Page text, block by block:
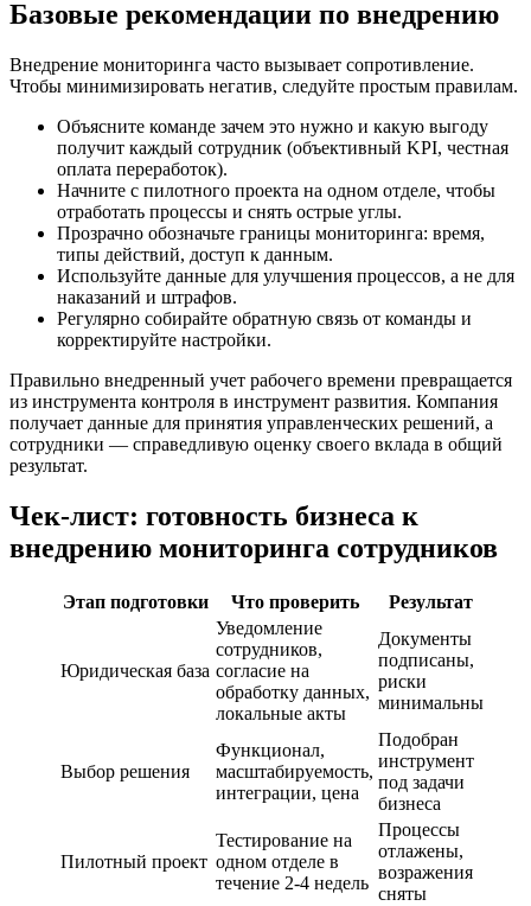
Базовые рекомендации по внедрению
Внедрение мониторинга часто вызывает сопротивление.
Чтобы минимизировать негатив, следуйте простым правилам.
Объясните команде зачем это нужно и какую выгоду
получит каждый сотрудник (объективный KPI, честная
оплата переработок).
Начните с пилотного проекта на одном отделе, чтобы
отработать процессы и снять острые углы.
Прозрачно обозначьте границы мониторинга: время,
типы действий, доступ к данным.
Используйте данные для улучшения процессов, а не для
наказаний и штрафов.
Регулярно собирайте обратную связь от команды и
корректируйте настройки.
Правильно внедренный учет рабочего времени превращается
из инструмента контроля в инструмент развития. Компания
получает данные для принятия управленческих решений, а
сотрудники — справедливую оценку своего вклада в общий
результат.
Чек-лист: готовность бизнеса к
внедрению мониторинга сотрудников
Этап подготовки Что проверить Результат
Юридическая база
Уведомление
сотрудников,
согласие на
обработку данных,
локальные акты
Документы
подписаны,
риски
минимальны
Выбор решения
Функционал,
масштабируемость,
интеграции, цена
Подобран
инструмент
под задачи
бизнеса
Пилотный проект
Тестирование на
одном отделе в
течение 2-4 недель
Процессы
отлажены,
возражения
сняты